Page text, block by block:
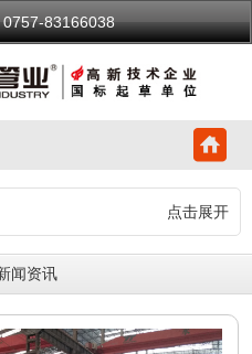
83166038
点击展开
闻资讯